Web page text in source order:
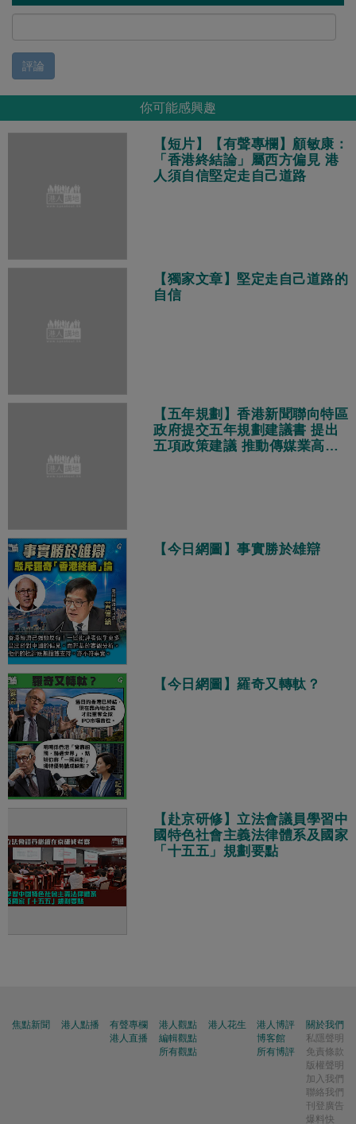
評論
你可能感興趣
【短片】【有聲專欄】顧敏康：
「香港終結論」屬西方偏見 港
人須自信堅定走自己道路
【獨家文章】堅定走自己道路的
自信
【五年規劃】香港新聞聯向特區
政府提交五年規劃建議書 提出
五項政策建議 推動傳媒業高質
【今日網圖】事實勝於雄辯
【今日網圖】羅奇又轉軚？
【赴京研修】立法會議員學習中
國特色社會主義法律體系及國家
「十五五」規劃要點
焦點新聞 港人點播
有聲專欄
港人直播
港人觀點
編輯觀點
所有觀點
港人花生
港人博評
博客館
所有博評
關於我們
私隱聲明
免責條款
版權聲明
加入我們
聯絡我們
刊登廣告
爆料快